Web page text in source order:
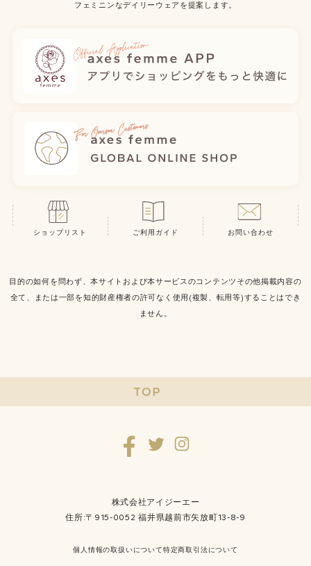
フェミニンなデイリーウェアを提案します。
ショップリスト ご利用ガイド お問い合わせ
目的の如何を問わず、本サイトおよび本サービスのコンテンツその他掲載内容の
全て、または一部を知的財産権者の許可なく使用(複製、転用等)することはでき
ません。
TOP
株式会社アイジーエー
住所:〒915-0052 福井県越前市矢放町13-8-9
個人情報の取扱いについて特定商取引法について